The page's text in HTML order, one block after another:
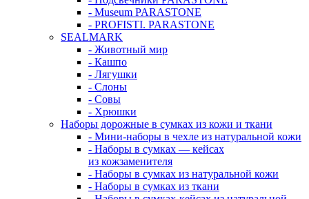
- Museum PARASTONE
- PROFISTI. PARASTONE
SEALMARK
- Животный мир
- Кашпо
- Лягушки
- Слоны
- Совы
- Хрюшки
Наборы дорожные в сумках из кожи и ткани
- Мини-наборы в чехле из натуральной кожи
- Наборы в сумках — кейсах
из кожзаменителя
- Наборы в сумках из натуральной кожи
- Наборы в сумках из ткани